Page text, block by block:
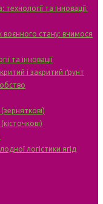
та інновації.
воєнного стану: вчимося
та інновації
і закритий ґрунт
логістики ягід